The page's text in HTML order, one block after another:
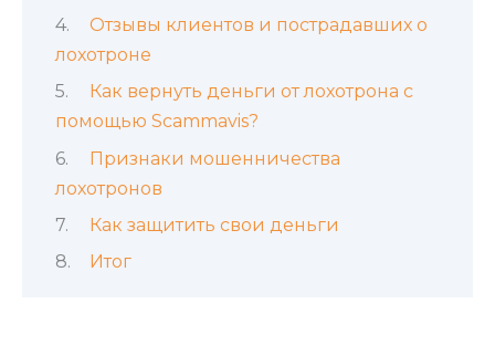
Отзывы клиентов и пострадавших о
лохотроне
Как вернуть деньги от лохотрона с
помощью Scammavis?
Признаки мошенничества
лохотронов
Как защитить свои деньги
Итог